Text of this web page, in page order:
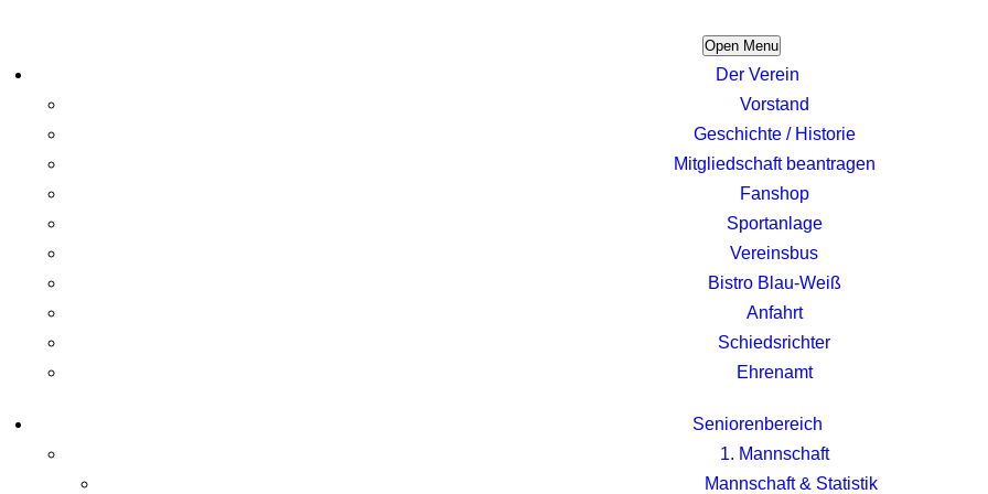
Open Menu
Der Verein
Vorstand
Geschichte / Historie
Mitgliedschaft beantragen
Fanshop
Sportanlage
Vereinsbus
Bistro Blau-Weiß
Anfahrt
Schiedsrichter
Ehrenamt
Seniorenbereich
1. Mannschaft
Mannschaft & Statistik